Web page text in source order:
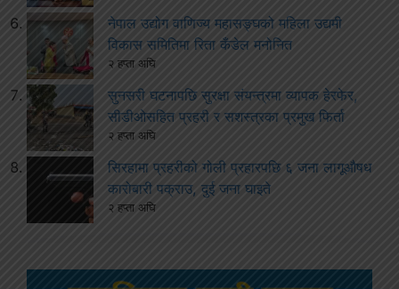
नेपाल उद्योग वाणिज्य महासङ्घको महिला उद्यमी
विकास समितिमा रिता कँडेल मनोनित
२ हप्ता अघि
सुनसरी घटनापछि सुरक्षा संयन्त्रमा व्यापक हेरफेर,
सीडीओसहित प्रहरी र सशस्त्रका प्रमुख फिर्ता
२ हप्ता अघि
सिरहामा प्रहरीको गोली प्रहारपछि ६ जना लागूऔषध
कारोबारी पक्राउ, दुई जना घाइते
२ हप्ता अघि